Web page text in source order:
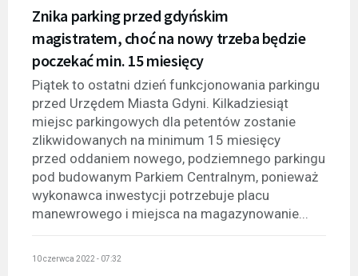
Znika parking przed gdyńskim
magistratem, choć na nowy trzeba będzie
poczekać min. 15 miesięcy
Piątek to ostatni dzień funkcjonowania parkingu
przed Urzędem Miasta Gdyni. Kilkadziesiąt
miejsc parkingowych dla petentów zostanie
zlikwidowanych na minimum 15 miesięcy
przed oddaniem nowego, podziemnego parkingu
pod budowanym Parkiem Centralnym, ponieważ
wykonawca inwestycji potrzebuje placu
manewrowego i miejsca na magazynowanie...
10 czerwca 2022 - 07:32